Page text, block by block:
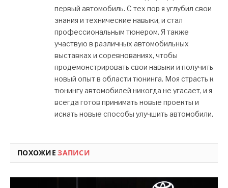
первый автомобиль. С тех пор я углубил свои
знания и технические навыки, и стал
профессиональным тюнером. Я также
участвую в различных автомобильных
выставках и соревнованиях, чтобы
продемонстрировать свои навыки и получить
новый опыт в области тюнинга. Моя страсть к
тюнингу автомобилей никогда не угасает, и я
всегда готов принимать новые проекты и
искать новые способы улучшить автомобили.
ПОХОЖИЕЗАПИСИ